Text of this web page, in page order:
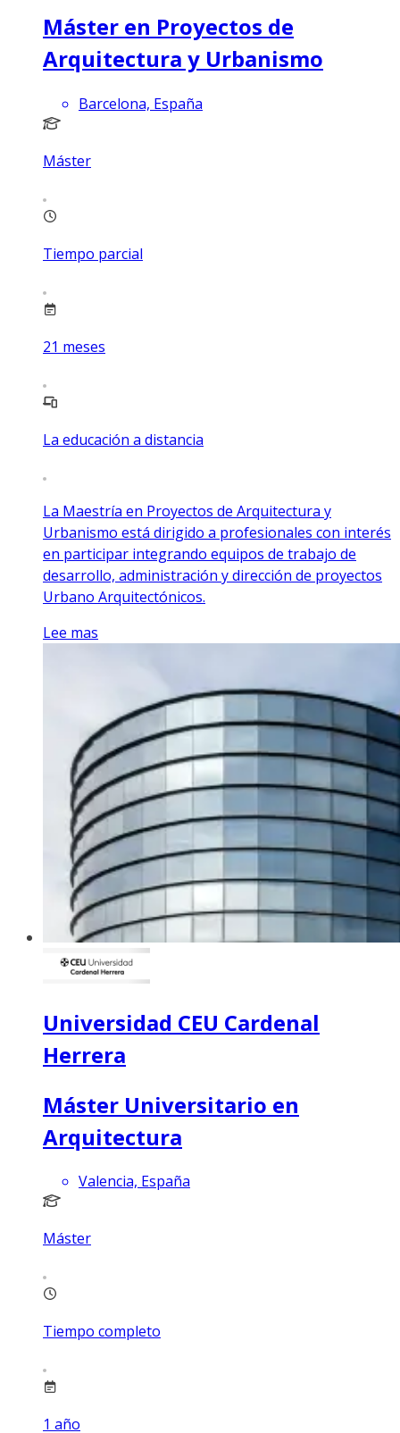
Máster en Proyectos de
Arquitectura y Urbanismo
Barcelona, España
Máster
Tiempo parcial
21 meses
La educación a distancia
La Maestría en Proyectos de Arquitectura y
Urbanismo está dirigido a profesionales con interés
en participar integrando equipos de trabajo de
desarrollo, administración y dirección de proyectos
Urbano Arquitectónicos.
Lee mas
Universidad CEU Cardenal
Herrera
Máster Universitario en
Arquitectura
Valencia, España
Máster
Tiempo completo
1 año